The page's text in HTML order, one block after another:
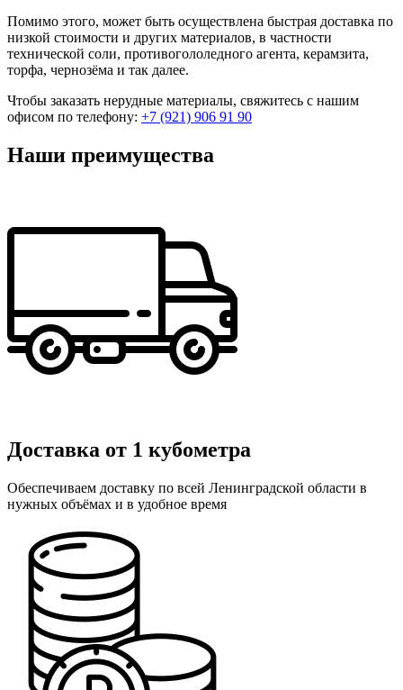
Помимо этого, может быть осуществлена быстрая доставка по
низкой стоимости и других материалов, в частности
технической соли, противогололедного агента, керамзита,
торфа, чернозёма и так далее.
Чтобы заказать нерудные материалы, свяжитесь с нашим
офисом по телефону: +7 (921) 906 91 90
Наши преимущества
Доставка от 1 кубометра
Обеспечиваем доставку по всей Ленинградской области в
нужных объёмах и в удобное время